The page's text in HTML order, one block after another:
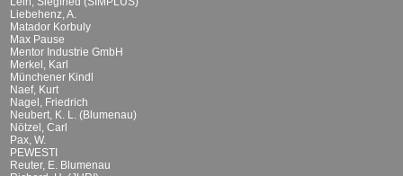
Liebehenz, A.
Matador Korbuly
Max Pause
Mentor Industrie GmbH
Merkel, Karl
Münchener Kindl
Naef, Kurt
Nagel, Friedrich
Neubert, K. L. (Blumenau)
Nötzel, Carl
Pax, W.
PEWESTI
Reuter, E. Blumenau